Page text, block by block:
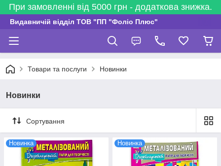
При замовленні від 5000 грн - додаткова знижка.
Видавничій відділ ТОВ "ПП "Фоліо Плюс"
Товари та послуги Новинки
Новинки
Сортування
Новинка Новинка